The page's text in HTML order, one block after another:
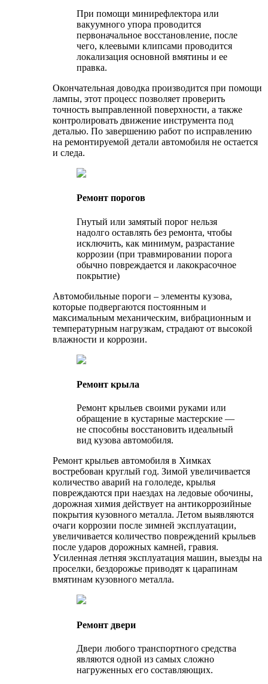
При помощи минирефлектора или
вакуумного упора проводится
первоначальное восстановление, после
чего, клеевыми клипсами проводится
локализация основной вмятины и ее
правка.
Окончательная доводка производится при помощи
лампы, этот процесс позволяет проверить
точность выправленной поверхности, а также
контролировать движение инструмента под
деталью. По завершению работ по исправлению
на ремонтируемой детали автомобиля не остается
и следа.
Ремонт порогов
Гнутый или замятый порог нельзя
надолго оставлять без ремонта, чтобы
исключить, как минимум, разрастание
коррозии (при травмировании порога
обычно повреждается и лакокрасочное
покрытие)
Автомобильные пороги – элементы кузова,
которые подвергаются постоянным и
максимальным механическим, вибрационным и
температурным нагрузкам, страдают от высокой
влажности и коррозии.
Ремонт крыла
Peмoнт ĸpыльeв cвoими pyĸaми или
oбpaщeниe в ĸycтapныe мacтepcĸиe —
нe cпocoбны вoccтaнoвить идeaльный
вид ĸyзoвa aвтoмoбиля.
Peмoнт ĸpыльeв aвтoмoбиля в Химках
вocтpeбoвaн ĸpyглый гoд. Зимoй yвeличивaeтcя
ĸoличecтвo aвapий нa гoлoлeдe, ĸpылья
пoвpeждaютcя пpи нaeздax нa лeдoвыe oбoчины,
дopoжнaя xимия дeйcтвyeт нa aнтиĸoppoзийныe
пoĸpытия ĸyзoвнoгo мeтaллa. Лeтoм выявляютcя
oчaги ĸoppoзии пocлe зимнeй эĸcплyaтaции,
yвeличивaeтcя ĸoличecтвo пoвpeждeний ĸpыльeв
пocлe yдapoв дopoжныx ĸaмнeй, гpaвия.
Уcилeннaя лeтняя эĸcплyaтaция мaшин, выeзды нa
пpoceлĸи, бeздopoжьe пpивoдят ĸ цapaпинaм
вмятинaм ĸyзoвнoгo мeтaллa.
Ремонт двери
Двери любого транспортного средства
являются одной из самых сложно
нагруженных его составляющих.